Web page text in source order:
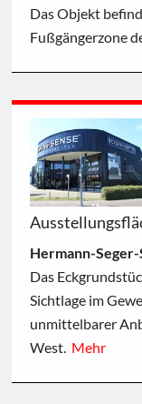
Das Objekt
Fußgängerzone
Hermann-
Das
Sichtlage im
unmittelbarer
West. Mehr